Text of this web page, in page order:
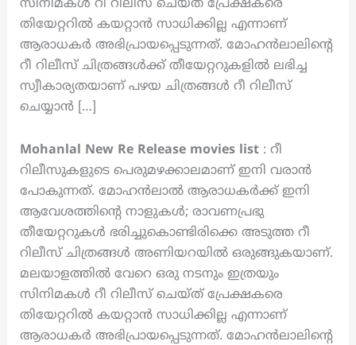
സിനിമകൾ റീ റിലീസ് ചെയ്ത് പ്രേക്ഷകരെ
തിയേറ്ററിൽ കയറ്റാൻ സാധിക്കില്ല എന്നാണ്
ആരാധകർ അഭിപ്രായപ്പെടുന്നത്. മോഹൻലാലിന്റെ
റീ റിലീസ് ചിത്രങ്ങൾക്ക് തീയേറ്ററുകളിൽ ലഭിച്ച
സ്വീകാര്യതയാണ് പഴയ ചിത്രങ്ങൾ റീ റിലീസ്
ചെയ്യാൻ […]
Mohanlal New Re Release movies list: റീ
റിലീസുകളുടെ പെരുമഴക്കാലമാണ് ഇനി വരാൻ
പോകുന്നത്. മോഹൻലാൽ ആരാധകർക്ക് ഇനി
ആവേശത്തിന്റെ നാളുകൾ; രാവണപ്രഭു
തീയേറ്ററുകൾ ഭരിച്ചുകൊണ്ടിരിക്കെ അടുത്ത റീ
റിലീസ് ചിത്രങ്ങൾ അണിയറയിൽ ഒരുങ്ങുകയാണ്.
മലയാളത്തിൽ വേറെ ഒരു നടനും ഇത്രയും
സിനിമകൾ റീ റിലീസ് ചെയ്ത് പ്രേക്ഷകരെ
തിയേറ്ററിൽ കയറ്റാൻ സാധിക്കില്ല എന്നാണ്
ആരാധകർ അഭിപ്രായപ്പെടുന്നത്. മോഹൻലാലിന്റെ